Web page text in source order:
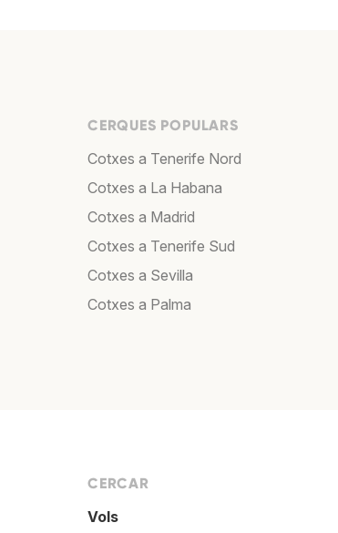
CERQUES POPULARS
Cotxes a Tenerife Nord
Cotxes a La Habana
Cotxes a Madrid
Cotxes a Tenerife Sud
Cotxes a Sevilla
Cotxes a Palma
CERCAR
Vols